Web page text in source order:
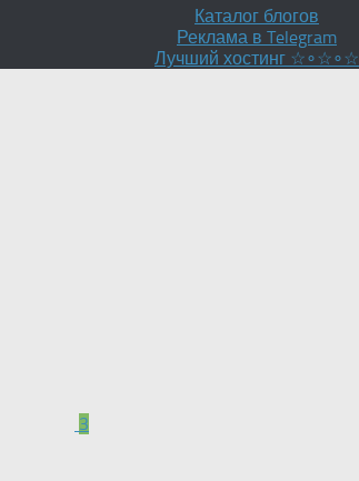
Каталог блогов
Реклама в Telegram
Лучший хостинг ☆∘☆∘☆
3